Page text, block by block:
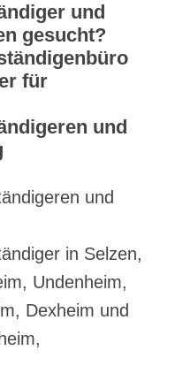
und
gesucht?
für
und
und
in Selzen,
Undenheim,
Dexheim und